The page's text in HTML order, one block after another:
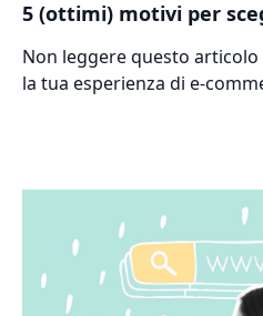
5 (ottimi) motivi per
Non leggere questo
la tua esperienza di e-